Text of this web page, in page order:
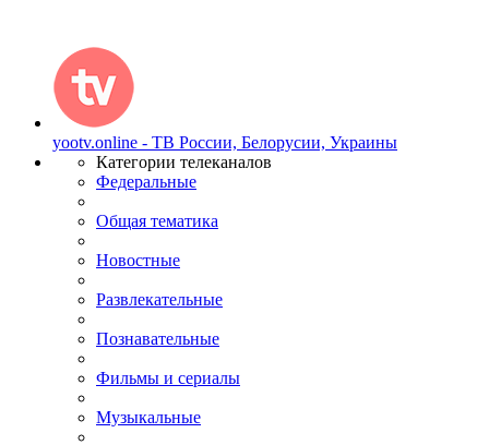
yootv.online - ТВ России, Белорусии, Украины
Категории телеканалов
Федеральные
Общая тематика
Новостные
Развлекательные
Познавательные
Фильмы и сериалы
Музыкальные